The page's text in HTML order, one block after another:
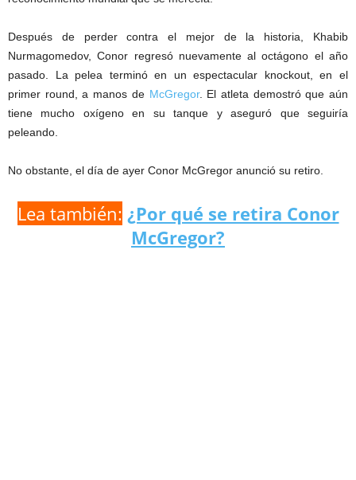
Después de perder contra el mejor de la historia, Khabib
Nurmagomedov, Conor regresó nuevamente al octágono el año
pasado. La pelea terminó en un espectacular knockout, en el
primer round, a manos de McGregor. El atleta demostró que aún
tiene mucho oxígeno en su tanque y aseguró que seguiría
peleando.
No obstante, el día de ayer Conor McGregor anunció su retiro.
Lea también: ¿Por qué se retira Conor
McGregor?